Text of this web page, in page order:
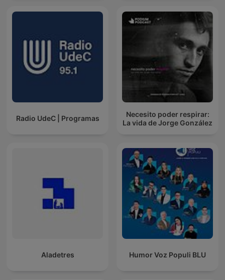
Radio UdeC | Programas
Necesito poder respirar:
La vida de Jorge González
Aladetres Humor Voz Populi BLU